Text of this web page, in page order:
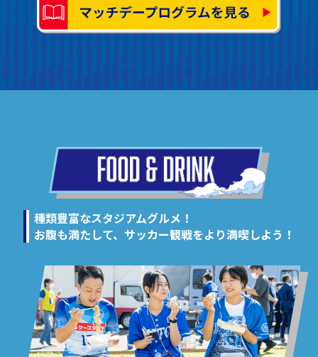
種類豊富なスタジアムグルメ！
お腹も満たして、サッカー観戦をより満喫しよう！